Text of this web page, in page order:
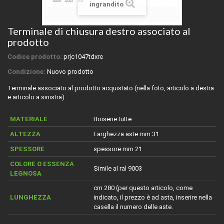
ingrandito
Terminale di chiusura destro associato al
prodotto
Codice prodotto: prjc1047tdxre
Condizione: Nuovo prodotto
Terminale associato al prodotto acquistato (nella foto, articolo a destra
e articolo a sinistra)
MATERIALE
Boiserie tutte
ALTEZZA
Larghezza aste mm 31
SPESSORE
spessore mm 21
COLORE O ESSENZA
LEGNOSA
Simile al ral 9003
LUNGHEZZA
cm 280 (per questo articolo, come
indicato, il prezzo è ad asta, inserire nella
casella il numero delle aste.